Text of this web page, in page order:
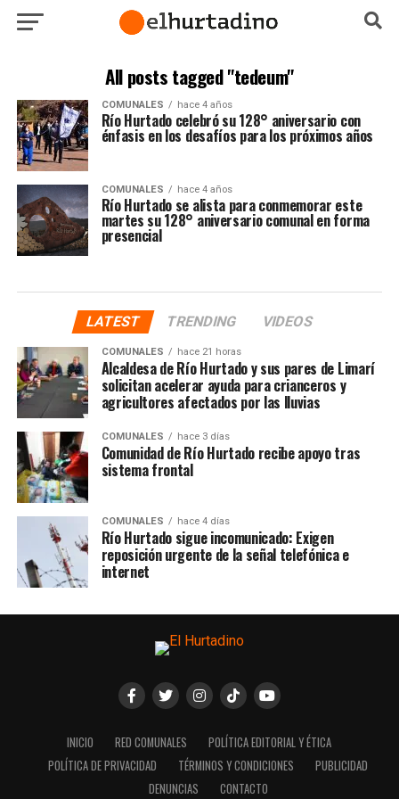
All posts tagged "tedeum"
COMUNALES hace 4 años
Río Hurtado celebró su 128° aniversario con
énfasis en los desafíos para los próximos años
COMUNALES hace 4 años
Río Hurtado se alista para conmemorar este
martes su 128° aniversario comunal en forma
presencial
LATEST TRENDING VIDEOS
COMUNALES hace 21 horas
Alcaldesa de Río Hurtado y sus pares de Limarí
solicitan acelerar ayuda para crianceros y
agricultores afectados por las lluvias
COMUNALES hace 3 días
Comunidad de Río Hurtado recibe apoyo tras
sistema frontal
COMUNALES hace 4 días
Río Hurtado sigue incomunicado: Exigen
reposición urgente de la señal telefónica e
internet
INICIO RED COMUNALES
POLÍTICA EDITORIAL Y ÉTICA
POLÍTICA DE PRIVACIDAD
TÉRMINOS Y CONDICIONES
PUBLICIDAD
DENUNCIAS
CONTACTO